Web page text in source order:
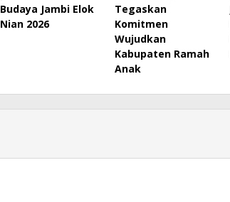
Budaya Jambi Elok
Nian 2026
Tegaskan
Komitmen
Wujudkan
Kabupaten Ramah
Anak